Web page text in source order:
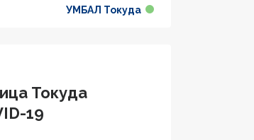
УМБАЛ Токуда
Токуда
19